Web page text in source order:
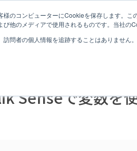
様のコンピューターにCookieを保存します。
他のメディアで使用されるものです。当社の
訪問者の個人情報を追跡することはありませ
QLIK
Senseで変数を